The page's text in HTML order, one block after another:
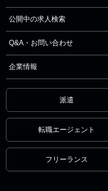
公開中の求人検索
Q&A・お問い合わせ
企業情報
派遣
転職エージェント
フリーランス